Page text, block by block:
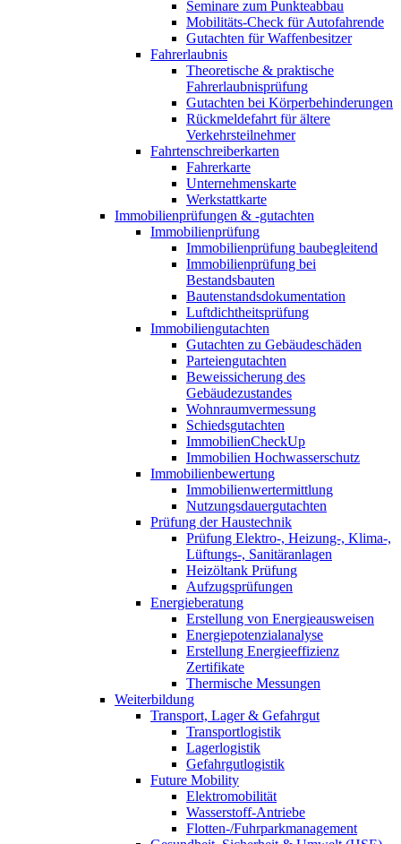
Seminare zum Punkteabbau
Mobilitäts-Check für Autofahrende
Gutachten für Waffenbesitzer
Fahrerlaubnis
Theoretische & praktische
Fahrerlaubnisprüfung
Gutachten bei Körperbehinderungen
Rückmeldefahrt für ältere
Verkehrsteilnehmer
Fahrtenschreiberkarten
Fahrerkarte
Unternehmenskarte
Werkstattkarte
Immobilienprüfungen & -gutachten
Immobilienprüfung
Immobilienprüfung baubegleitend
Immobilienprüfung bei
Bestandsbauten
Bautenstandsdokumentation
Luftdichtheitsprüfung
Immobiliengutachten
Gutachten zu Gebäudeschäden
Parteiengutachten
Beweissicherung des
Gebäudezustandes
Wohnraumvermessung
Schiedsgutachten
ImmobilienCheckUp
Immobilien Hochwasserschutz
Immobilienbewertung
Immobilienwertermittlung
Nutzungsdauergutachten
Prüfung der Haustechnik
Prüfung Elektro-, Heizung-, Klima-,
Lüftungs-, Sanitäranlagen
Heizöltank Prüfung
Aufzugsprüfungen
Energieberatung
Erstellung von Energieausweisen
Energiepotenzialanalyse
Erstellung Energieeffizienz
Zertifikate
Thermische Messungen
Weiterbildung
Transport, Lager & Gefahrgut
Transportlogistik
Lagerlogistik
Gefahrgutlogistik
Future Mobility
Elektromobilität
Wasserstoff-Antriebe
Flotten-/Fuhrparkmanagement